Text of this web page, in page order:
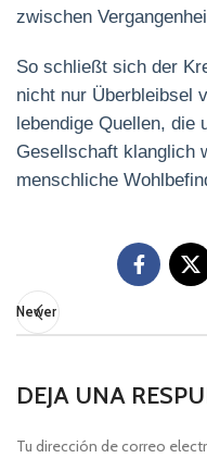
zwischen
So schließt sich der
nicht nur Überbleibsel
lebendige Quellen, die
Gesellschaft klanglich
menschliche
Newer
DEJA UNA
Tu dirección de correo